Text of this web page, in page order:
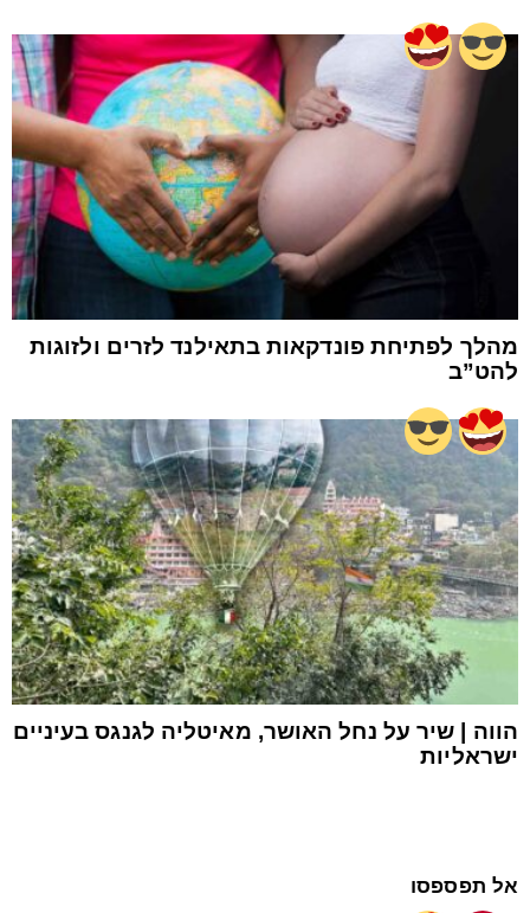
מהלך לפתיחת פונדקאות בתאילנד לזרים ולזוגות
להט”ב
הווה | שיר על נחל האושר, מאיטליה לגנגס בעיניים
ישראליות
אל תפספסו